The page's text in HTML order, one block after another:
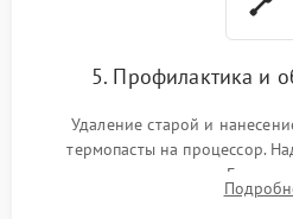
5. Профилактика и
Удаление старой и
термопасты на процессор.
комплектующих в слоты.
обеспечения правильной